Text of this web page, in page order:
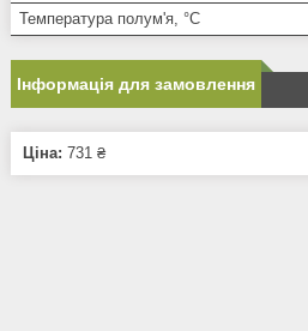
Температура полум'я, °C
Інформація для замовлення
Ціна: 731 ₴